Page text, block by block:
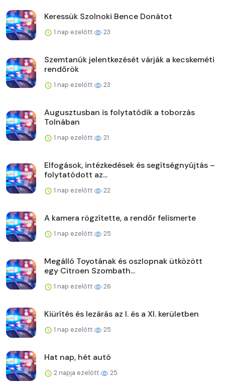
Keressük Szolnoki Bence Donátot
1 nap ezelőtt 23
Szemtanúk jelentkezését várják a kecskeméti
rendőrök
1 nap ezelőtt 23
Augusztusban is folytatódik a toborzás
Tolnában
1 nap ezelőtt 21
Elfogások, intézkedések és segítségnyújtás –
folytatódott az...
1 nap ezelőtt 22
A kamera rögzítette, a rendőr felismerte
1 nap ezelőtt 25
Megálló Toyotának és oszlopnak ütközött
egy Citroen Szombath...
1 nap ezelőtt 26
Kiürítés és lezárás az I. és a XI. kerületben
1 nap ezelőtt 25
Hat nap, hét autó
2 napja ezelőtt 25